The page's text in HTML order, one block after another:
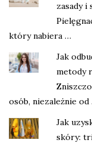
zasady i
który nabiera …
Jak
metody
osób, niezależnie od
Jak
skóry: